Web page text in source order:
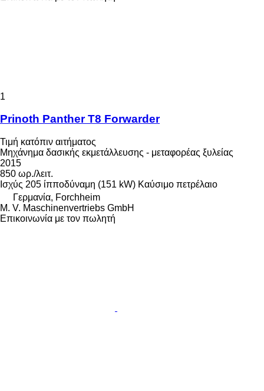
1
Prinoth Panther T8 Forwarder
Τιμή κατόπιν αιτήματος
Μηχάνημα δασικής εκμετάλλευσης - μεταφορέας ξυλείας
2015
850 ωρ./λειτ.
Ισχύς 205 ίπποδύναμη (151 kW) Καύσιμο πετρέλαιο
Γερμανία, Forchheim
M. V. Maschinenvertriebs GmbH
Επικοινωνία με τον πωλητή